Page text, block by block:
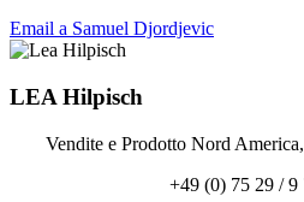
Email a Samuel Djordjevic
LEA Hilpisch
Vendite e Prodotto Nord
+49 (0) 75 29 / 9